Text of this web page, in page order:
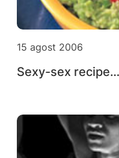
15 agost 2006
Sexy-sex recipe…